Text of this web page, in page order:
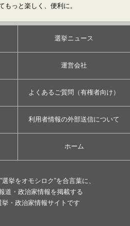
もっと楽しく、便利に。
選挙ニュース
運営会社
よくあるご質問（有権者向け）
利用者情報の外部送信について
ホーム
挙をオモシロク”を合言葉に、
道・政治家情報を掲載する
挙・政治家情報サイトです